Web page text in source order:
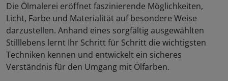
Die Ölmalerei eröffnet faszinierende Möglichkeiten,
Licht, Farbe und Materialität auf besondere Weise
darzustellen. Anhand eines sorgfältig ausgewählten
Stilllebens lernt Ihr Schritt für Schritt die wichtigsten
Techniken kennen und entwickelt ein sicheres
Verständnis für den Umgang mit Ölfarben.